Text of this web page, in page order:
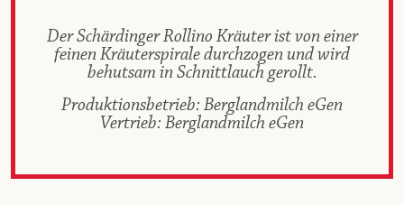
Der Schärdinger Rollino Kräuter ist von einer
feinen Kräuterspirale durchzogen und wird
behutsam in Schnittlauch gerollt.
Produktionsbetrieb: Berglandmilch eGen
Vertrieb: Berglandmilch eGen